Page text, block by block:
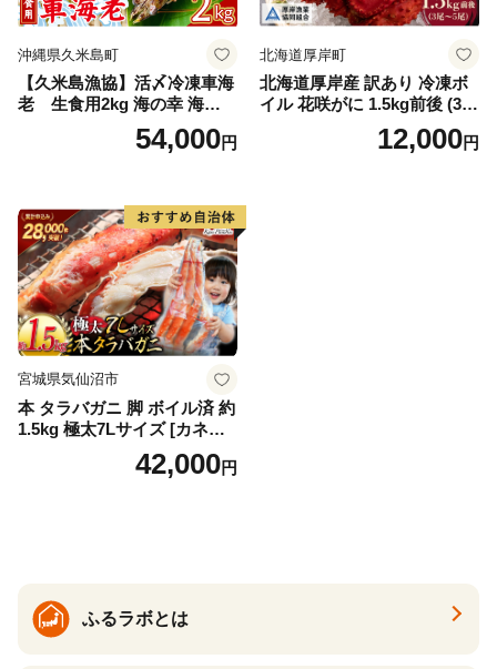
沖縄県久米島町
【久米島漁協】活〆冷凍車海
老 生食用2kg 海の幸 海鮮
車えび クルマエビ 高級食材
生食 刺身 鮮度抜群 プリプリ
り物 お歳暮 お中元
54,000円
北海道厚岸町
北海道厚岸産 訳あり 冷凍ボ
イル 花咲がに 1.5kg前後 (3尾
～5尾入) 蟹 花咲ガニ 魚介類
魚介 [№5863-1090]12,000円
宮城県気仙沼市
本 タラバガニ 脚 ボイル済 約
1.5kg 極太7Lサイズ [カネダ
イ 宮城県 気仙沼市 2056432
6] カニ かに 蟹 たらばがに た
42,000円
ふるラボとは